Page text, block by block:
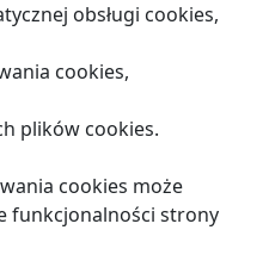
obsługi cookies,
cookies,
plików cookies.
cookies może
funkcjonalności strony